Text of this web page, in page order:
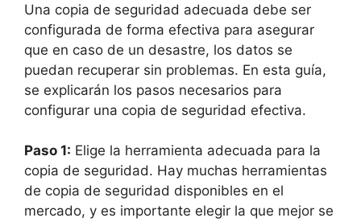
Una copia de seguridad adecuada debe ser
configurada de forma efectiva para asegurar
que en caso de un desastre, los datos se
puedan recuperar sin problemas. En esta guía,
se explicarán los pasos necesarios para
configurar una copia de seguridad efectiva.
Paso 1: Elige la herramienta adecuada para la
copia de seguridad. Hay muchas herramientas
de copia de seguridad disponibles en el
mercado, y es importante elegir la que mejor se